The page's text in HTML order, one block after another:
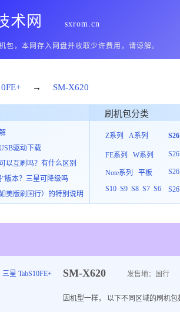
术网 sxrom.cn
包，本网存入网盘并收取少许费用，请谅解。
→ SM-X620
驱动下载
以互刷吗？有什么区别
版本？三星可降级吗
美版刷国行）的特别说明
刷机包分类
Z系列 A系列
FE系列 W系列
Note系列
平板
S10 S9 S8 S7 S6
S26
三星 TabS10FE+ SM-X620 发售地：国行
因机型一样， 以下不同区域的刷机